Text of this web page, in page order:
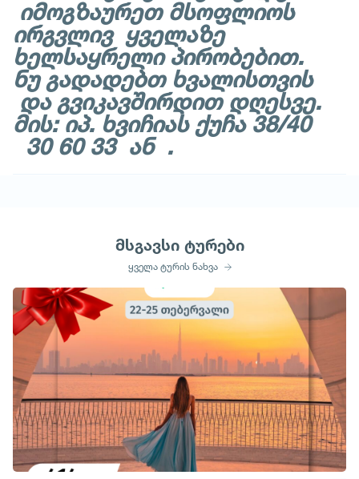
იმოგზაურეთ მსოფლიოს
ირგვლივ ყველაზე
ხელსაყრელი პირობებით.
ნუ გადადებთ ხვალისთვის
და გვიკავშირდით დღესვე.
მის: იპ. ხვიჩიას ქუჩა 38/40
30 60 33 ან .
მსგავსი ტურები
ყველა ტურის ნახვა